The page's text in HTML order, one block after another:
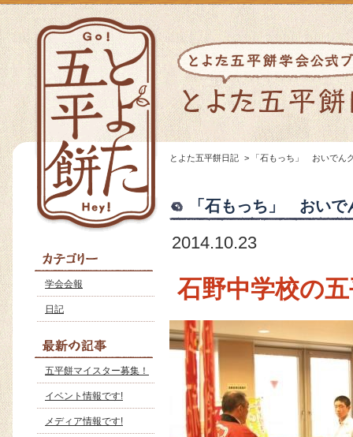
学会会報
日記
五平餅マイスター募集！
イベント情報です!
メディア情報です!
とよた五平餅日記 > 「石もっち」 おいでん
「石もっち」 おいで
2014.10.23
石野中学校の